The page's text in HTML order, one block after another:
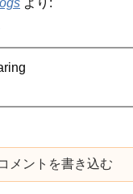
より:
メントを書き込む